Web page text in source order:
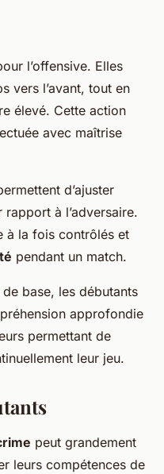
l’offensive. Elles
vers l’avant, tout en
élevé. Cette action
avec maîtrise
d’ajuster
à l’adversaire.
à la fois contrôlés et
pendant un match.
base, les débutants
approfondie
permettant de
leur jeu.
peut grandement
leurs compétences de